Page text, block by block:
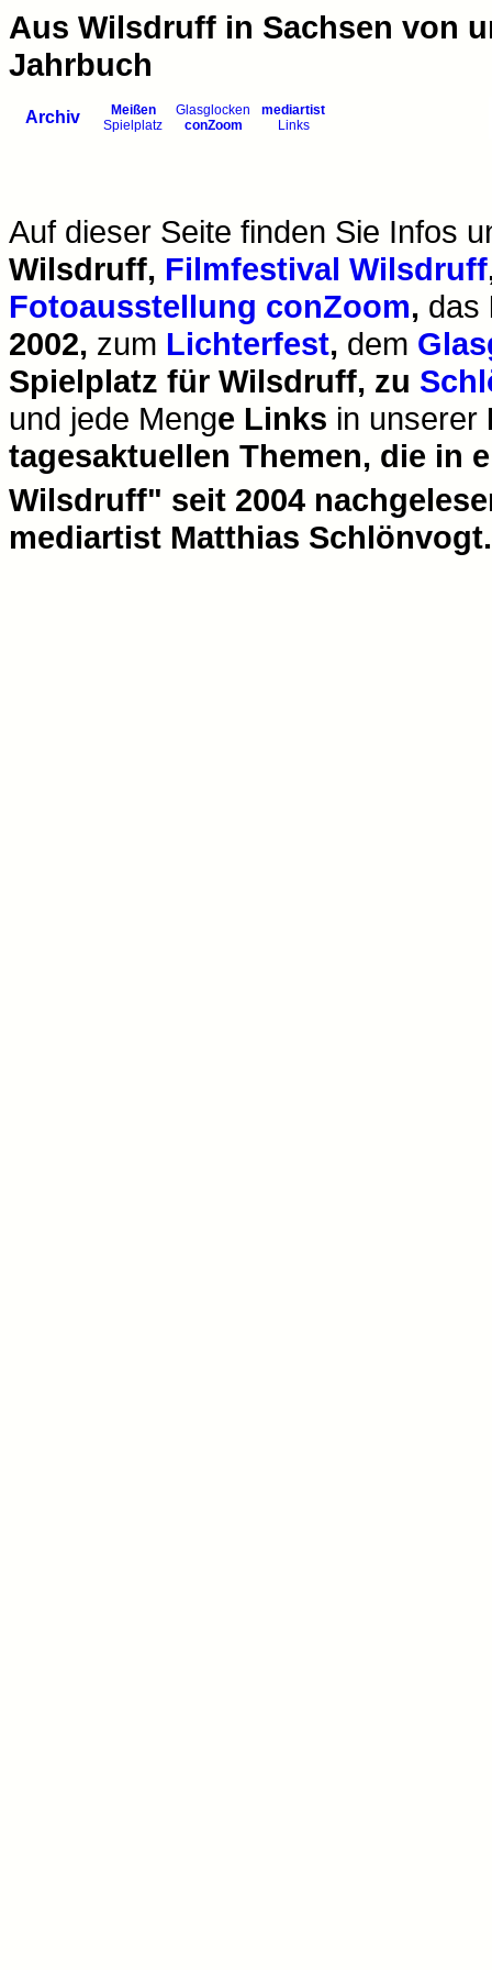
Aus Wilsdruff in Sachsen von
Jahrbuch
Archiv
Meißen
Spielplatz
Glasglocken
conZoom
mediartist
Links
Auf dieser Seite finden Sie Infos
Wilsdruff, Filmfestival Wilsdruff
Fotoausstellung conZoom, das
2002, zum Lichterfest, dem
Spielplatz für Wilsdruff, zu
und jede Menge Links in unserer
tagesaktuellen Themen, die in
Wilsdruff" seit 2004
mediartist Matthias Schlönvogt.